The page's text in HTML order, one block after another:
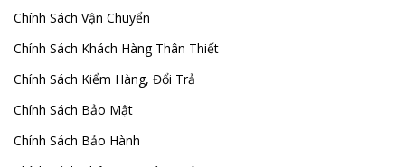
Chính Sách Vận Chuyển
Chính Sách Khách Hàng Thân Thiết
Chính Sách Kiểm Hàng, Đổi Trả
Chính Sách Bảo Mật
Chính Sách Bảo Hành